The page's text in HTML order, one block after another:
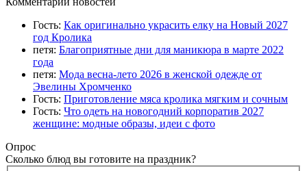
Гость: Как оригинально украсить елку на Новый 2027
год Кролика
петя: Благоприятные дни для маникюра в марте 2022
года
петя: Мода весна-лето 2026 в женской одежде от
Эвелины Хромченко
Гость: Приготовление мяса кролика мягким и сочным
Гость: Что одеть на новогодний корпоратив 2027
женщине: модные образы, идеи с фото
Опрос
Сколько блюд вы готовите на праздник?